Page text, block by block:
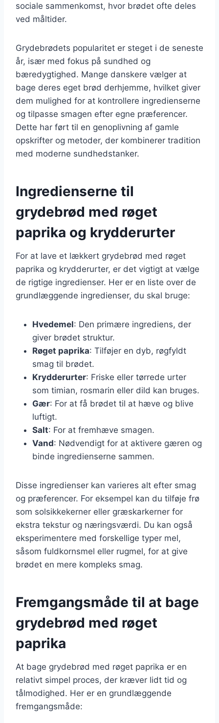
sociale sammenkomst, hvor brødet ofte deles
ved måltider.
Grydebrødets popularitet er steget i de seneste
år, især med fokus på sundhed og
bæredygtighed. Mange danskere vælger at
bage deres eget brød derhjemme, hvilket giver
dem mulighed for at kontrollere ingredienserne
og tilpasse smagen efter egne præferencer.
Dette har ført til en genoplivning af gamle
opskrifter og metoder, der kombinerer tradition
med moderne sundhedstanker.
Ingredienserne til
grydebrød med røget
paprika og krydderurter
For at lave et lækkert grydebrød med røget
paprika og krydderurter, er det vigtigt at vælge
de rigtige ingredienser. Her er en liste over de
grundlæggende ingredienser, du skal bruge:
Hvedemel: Den primære ingrediens, der
giver brødet struktur.
Røget paprika: Tilføjer en dyb, røgfyldt
smag til brødet.
Krydderurter: Friske eller tørrede urter
som timian, rosmarin eller dild kan bruges.
Gær: For at få brødet til at hæve og blive
luftigt.
Salt: For at fremhæve smagen.
Vand: Nødvendigt for at aktivere gæren og
binde ingredienserne sammen.
Disse ingredienser kan varieres alt efter smag
og præferencer. For eksempel kan du tilføje frø
som solsikkekerner eller græskarkerner for
ekstra tekstur og næringsværdi. Du kan også
eksperimentere med forskellige typer mel,
såsom fuldkornsmel eller rugmel, for at give
brødet en mere kompleks smag.
Fremgangsmåde til at bage
grydebrød med røget
paprika
At bage grydebrød med røget paprika er en
relativt simpel proces, der kræver lidt tid og
tålmodighed. Her er en grundlæggende
fremgangsmåde: